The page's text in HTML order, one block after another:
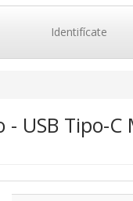
Identifícate
- USB Tipo-